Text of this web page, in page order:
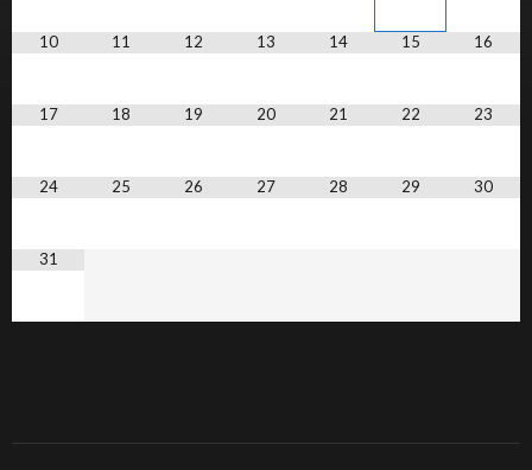
10 11 12 13 14 15 16
17 18 19 20 21 22 23
24 25 26 27 28 29 30
31